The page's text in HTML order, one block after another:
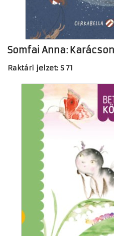
Somfai Anna:
Raktári jelzet: S 71